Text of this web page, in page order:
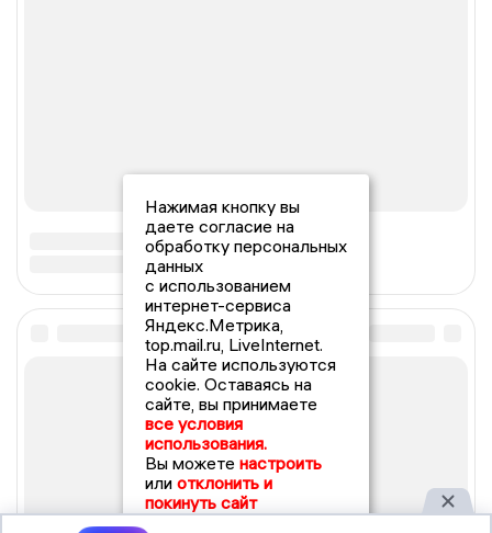
Нажимая кнопку вы
даете согласие на
обработку персональных
данных
с использованием
интернет-сервиса
Яндекс.Метрика,
top.mail.ru, LiveInternet.
На сайте используются
cookie. Оставаясь на
сайте, вы принимаете
все условия
использования.
Вы можете настроить
или отклонить и
покинуть сайт